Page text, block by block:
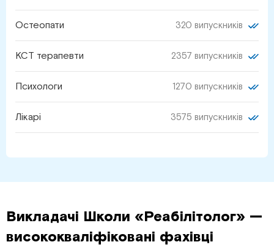
Остеопати 320 випускників
КСТ терапевти 2357 випускників
Психологи 1270 випускників
Лікарі 3575 випускників
Викладачі Школи «Реабілітолог» —
висококваліфіковані фахівці